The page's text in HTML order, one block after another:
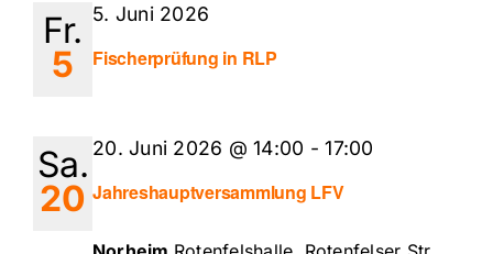
Fr.
5 Fischerprüfung in RLP
5. Juni 2026
Sa.
20 Jahreshauptversammlung LFV
20. Juni 2026 @ 14:00 -17:00